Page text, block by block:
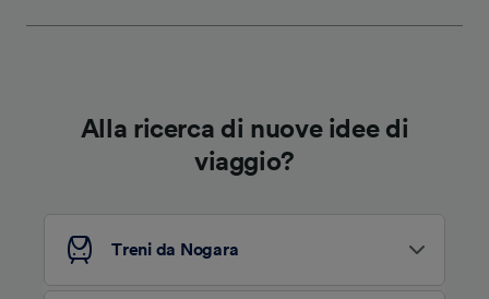
Alla ricerca di nuove idee di
viaggio?
Treni da Nogara